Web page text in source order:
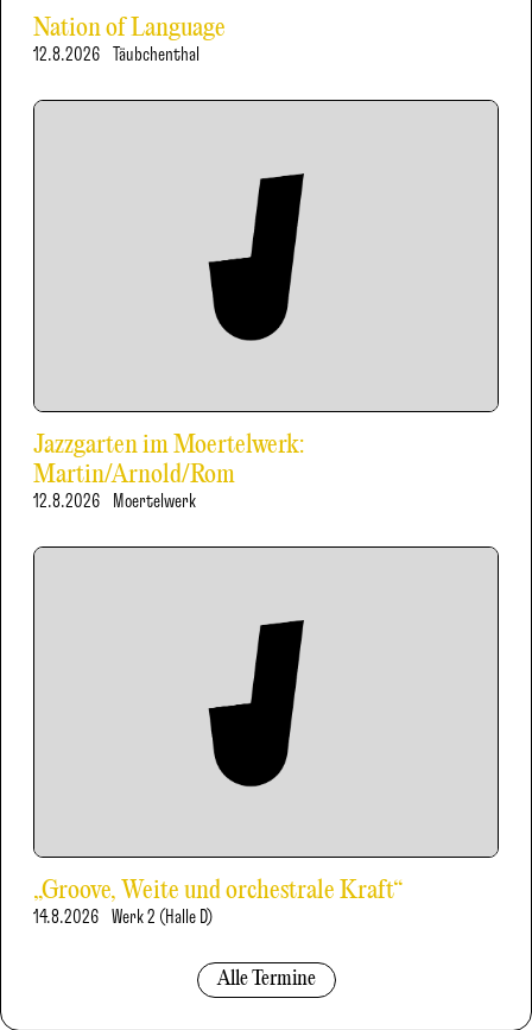
Nation of Language
12.8.2026 Täubchenthal
Jazzgarten im Moertelwerk:
Martin/Arnold/Rom
12.8.2026 Moertelwerk
„Groove, Weite und orchestrale Kraft“
14.8.2026 Werk 2 (Halle D)
Alle Termine